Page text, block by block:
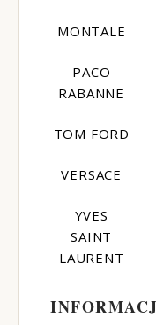
MONTALE
PACO
RABANNE
TOM FORD
VERSACE
YVES
SAINT
LAURENT